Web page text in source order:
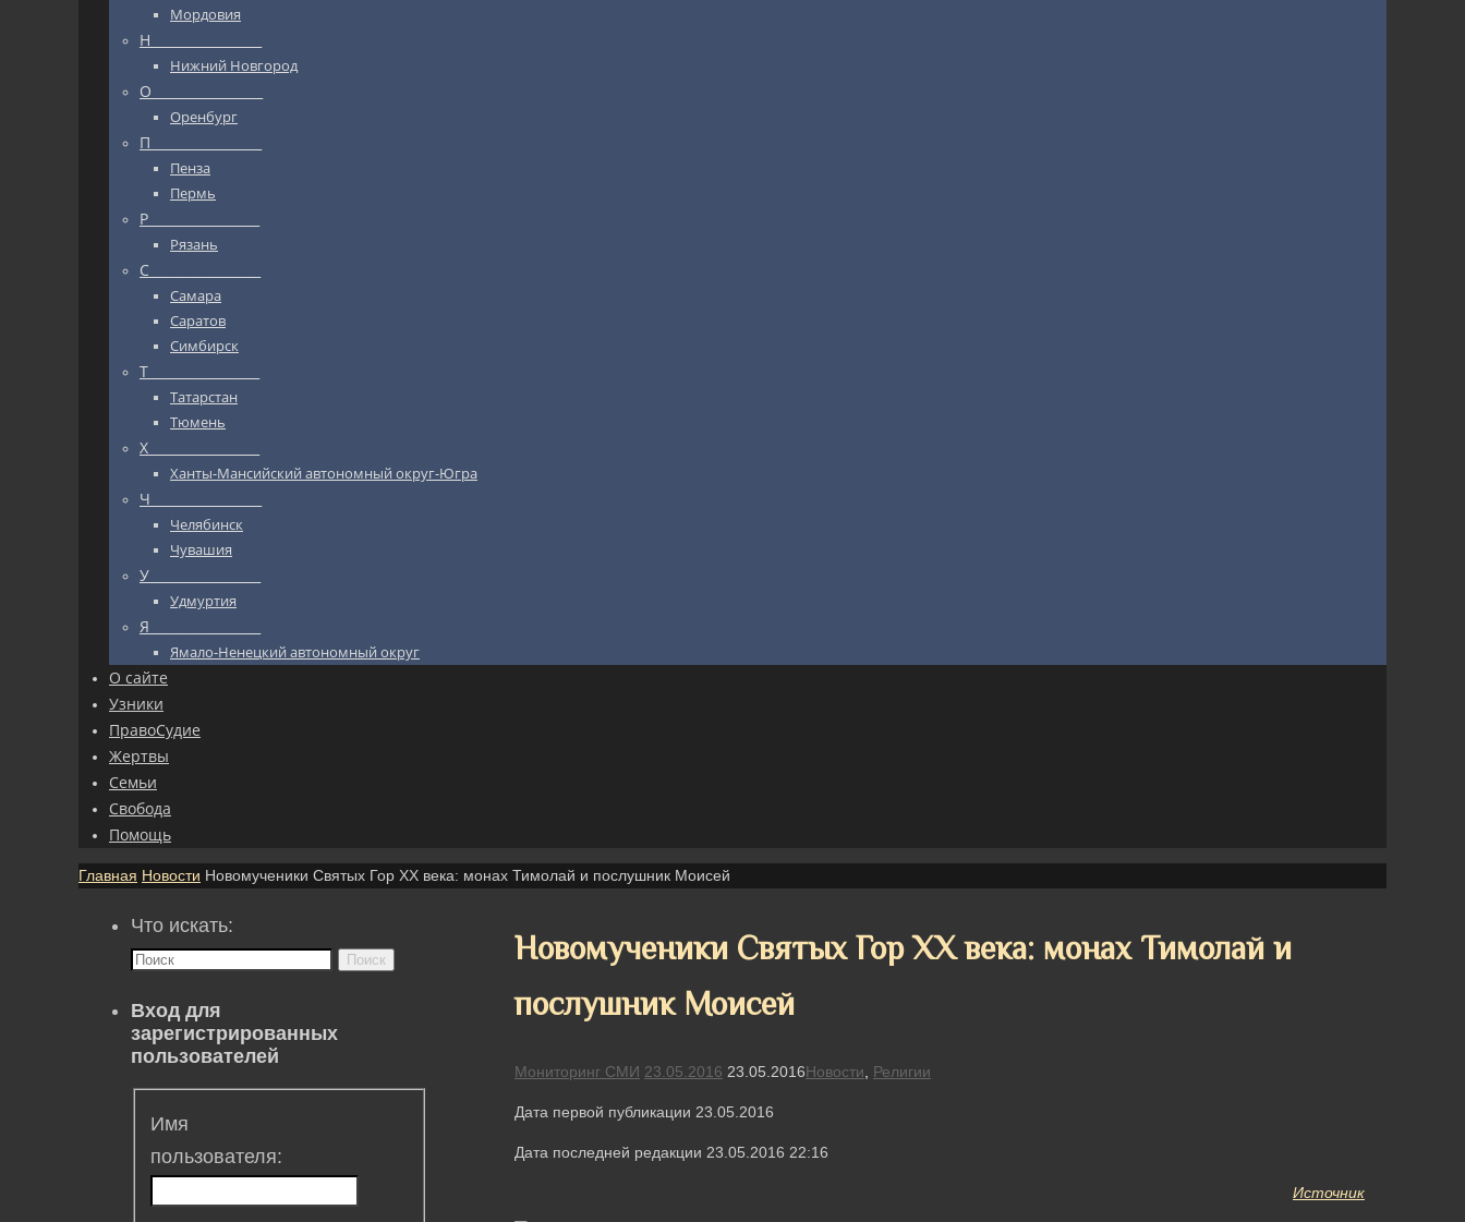
Мордовия
Н_________________
Нижний Новгород
О_________________
Оренбург
П_________________
Пенза
Пермь
Р_________________
Рязань
С_________________
Самара
Саратов
Симбирск
Т_________________
Татарстан
Тюмень
Х_________________
Ханты-Мансийский автономный округ-Югра
Ч_________________
Челябинск
Чувашия
У_________________
Удмуртия
Я_________________
Ямало-Ненецкий автономный округ
О сайте
Узники
ПравоСудие
Жертвы
Семьи
Свобода
Помощь
Главная Новости Новомученики Святых Гор XX века: монах Тимолай и послушник Моисей
Новомученики Святых Гор XX века: монах Тимолай и
послушник Моисей
Мониторинг СМИ 23.05.2016 23.05.2016Новости Религии
Дата первой публикации 23.05.2016
Дата последней редакции 23.05.2016 22:16
Источник
Что искать:
Поиск
Вход для
зарегистрированных
пользователей
Имя
пользователя: